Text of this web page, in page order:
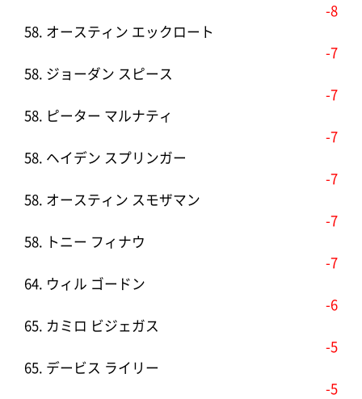
-8
58. オースティン エックロート
-7
58. ジョーダン スピース
-7
58. ピーター マルナティ
-7
58. ヘイデン スプリンガー
-7
58. オースティン スモザマン
-7
58. トニー フィナウ
-7
64. ウィル ゴードン
-6
65. カミロ ビジェガス
-5
65. デービス ライリー
-5